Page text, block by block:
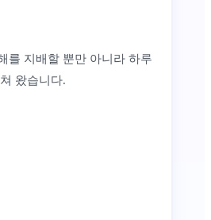
를 지배할 뿐만 아니라 하루
왔습니다.